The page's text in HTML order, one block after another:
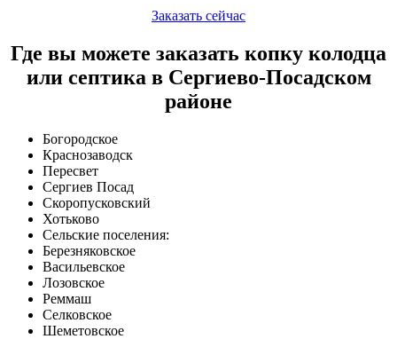
Заказать сейчас
Где вы можете заказать копку колодца
или септика в Сергиево-Посадском
районе
Богородское
Краснозаводск
Пересвет
Сергиев Посад
Скоропусковский
Хотьково
Сельские поселения:
Березняковское
Васильевское
Лозовское
Реммаш
Селковское
Шеметовское